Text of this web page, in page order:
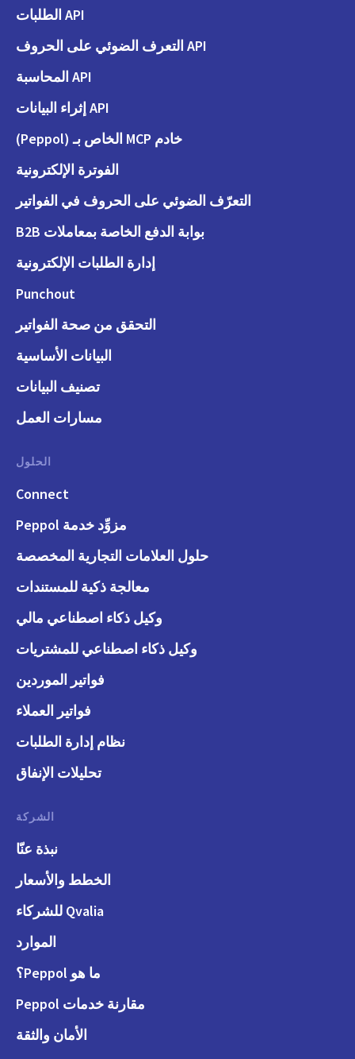
API الطلبات
API التعرف الضوئي على الحروف
API المحاسبة
API إثراء البيانات
خادم MCP الخاص بـ (Peppol)
الفوترة الإلكترونية
التعرّف الضوئي على الحروف في الفواتير
بوابة الدفع الخاصة بمعاملات B2B
إدارة الطلبات الإلكترونية
Punchout
التحقق من صحة الفواتير
البيانات الأساسية
تصنيف البيانات
مسارات العمل
الحلول
Connect
مزوِّد خدمة Peppol
حلول العلامات التجارية المخصصة
معالجة ذكية للمستندات
وكيل ذكاء اصطناعي مالي
وكيل ذكاء اصطناعي للمشتريات
فواتير الموردين
فواتير العملاء
نظام إدارة الطلبات
تحليلات الإنفاق
الشركة
نبذة عنّا
الخطط والأسعار
Qvalia للشركاء
الموارد
ما هو Peppol؟
مقارنة خدمات Peppol
الأمان والثقة